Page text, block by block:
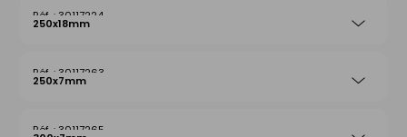
30117224
250x18mm
30117263
250x7mm
30117265